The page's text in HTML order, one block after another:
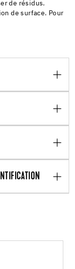
de résidus.
de surface. Pour